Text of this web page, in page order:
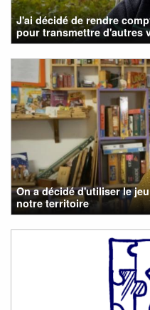
J'ai décidé de rendre
pour transmettre d'autres
On a décidé d'utiliser le
notre territoire